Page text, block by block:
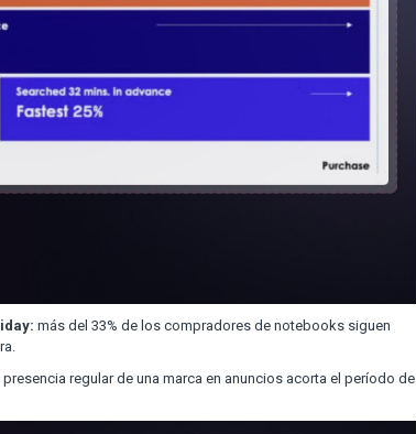
más del 33% de los compradores de notebooks siguen
regular de una marca en anuncios acorta el período de